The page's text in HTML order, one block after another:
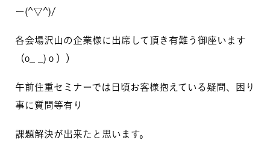
ー(^▽^)/
各会場沢山の企業様に出席して頂き有難う御座います
（o_ _)ｏ））
午前住重セミナーでは日頃お客様抱えている疑問、困り
事に質問等有り
課題解決が出来たと思います。